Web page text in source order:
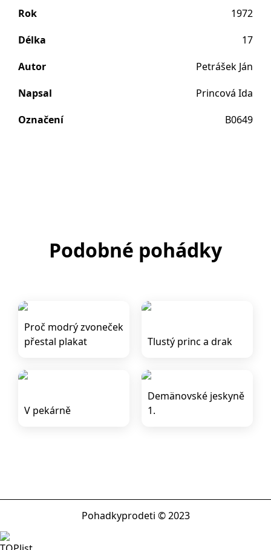
Rok
1972
Délka
17
Autor
Petrášek Ján
Napsal
Princová Ida
Označení
B0649
Podobné pohádky
Proč modrý zvoneček
přestal plakat
Tlustý princ a drak
V pekárně
Demänovské jeskyně
1.
Pohadkyprodeti © 2023